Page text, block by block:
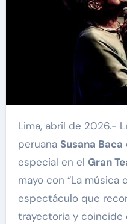
Lima, abril de 2026.- La reconocida artista
peruana Susana Baca
especial en el Gran
mayo con “La música
espectáculo que
trayectoria y coincide